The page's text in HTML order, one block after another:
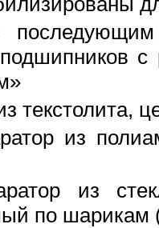
текстолита,
из
из
по шарикам